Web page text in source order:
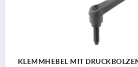
KLEMMHEBEL MIT